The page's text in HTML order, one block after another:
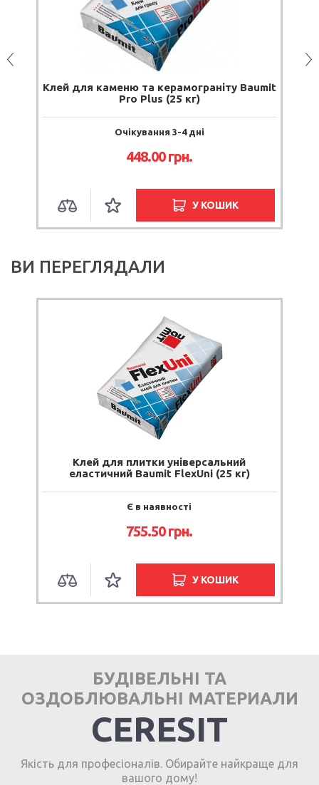
Baumit
У КОШИК
Клей для керамічної плитки
Чекаємо на надходження
ВИ ПЕРЕГЛЯДАЛИ
Клей для плитки універсальний
еластичний Baumit FlexUni (25 кг)
Є в наявності
755.50 грн.
У КОШИК
БУДІВЕЛЬНІ ТА
ОЗДОБЛЮВАЛЬНІ МАТЕРИАЛИ
CERESIT
Якість для професіоналів. Обирайте найкраще для
вашого дому!